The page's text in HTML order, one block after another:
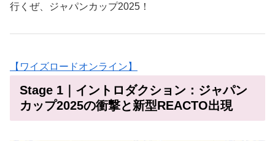
行くぜ、ジャパンカップ2025！
【ワイズロードオンライン】
Stage 1｜イントロダクション：ジャパン
カップ2025の衝撃と新型REACTO出現